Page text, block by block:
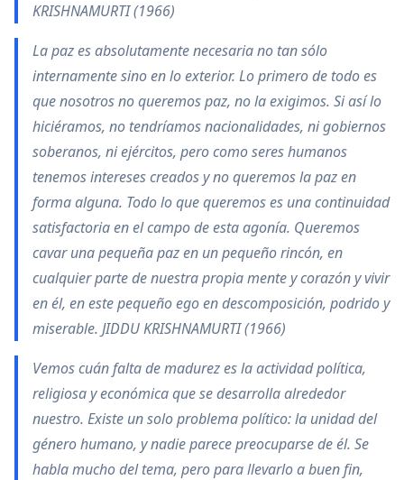
KRISHNAMURTI (1966)
La paz es absolutamente necesaria no tan sólo
internamente sino en lo exterior. Lo primero de todo es
que nosotros no queremos paz, no la exigimos. Si así lo
hiciéramos, no tendríamos nacionalidades, ni gobiernos
soberanos, ni ejércitos, pero como seres humanos
tenemos intereses creados y no queremos la paz en
forma alguna. Todo lo que queremos es una continuidad
satisfactoria en el campo de esta agonía. Queremos
cavar una pequeña paz en un pequeño rincón, en
cualquier parte de nuestra propia mente y corazón y vivir
en él, en este pequeño ego en descomposición, podrido y
miserable. JIDDU KRISHNAMURTI (1966)
Vemos cuán falta de madurez es la actividad política,
religiosa y económica que se desarrolla alrededor
nuestro. Existe un solo problema político: la unidad del
género humano, y nadie parece preocuparse de él. Se
habla mucho del tema, pero para llevarlo a buen fin,